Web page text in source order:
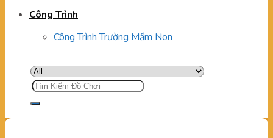
Công Trình
Công Trình Trường Mầm Non
Tìm
kiếm: